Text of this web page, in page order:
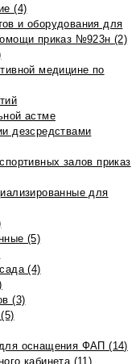
(4)
и оборудования для
приказ №923н (2)
медицине по
астме
дезсредствами
залов приказ
для
(5)
(4)
(3)
оснащения ФАП (14)
кабинета (11)